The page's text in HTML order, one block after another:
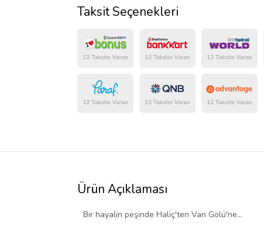
Taksit Seçenekleri
Ürün Açıklaması
Bir hayalin peşinde Haliç'ten Van Gölü'ne...